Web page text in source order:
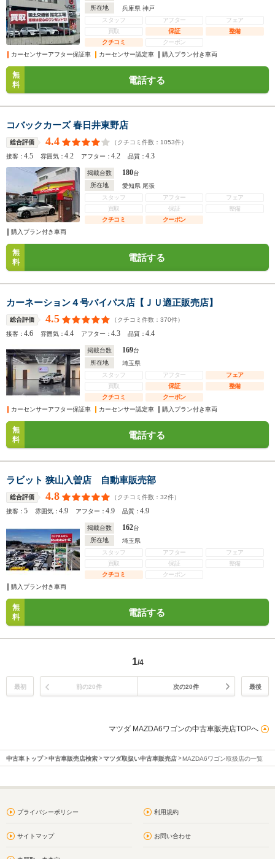
所在地
兵庫県 神戸
スタッフ
アフター
フェア
買取
保証
整備
クチコミ
クーポン
カーセンサーアフター保証車
カーセンサー認定車 購入プラン付き車両
無
料
電話する
コバックカーズ 春日井東野店
総合評価 4.4 （クチコミ件数： 1053件）
接客：4.5 雰囲気：4.2 アフター：4.2 品質：4.3
掲載台数 180台
所在地
愛知県 尾張
スタッフ
アフター
フェア
買取
保証
整備
クチコミ
クーポン
購入プラン付き車両
無
料
電話する
カーネーション４号バイパス店【ＪＵ適正販売店】
総合評価 4.5 （クチコミ件数： 370件）
接客：4.6 雰囲気：4.4 アフター：4.3 品質：4.4
掲載台数 169台
所在地
埼玉県
スタッフ
アフター
フェア
買取
保証
整備
クチコミ
クーポン
カーセンサーアフター保証車
カーセンサー認定車 購入プラン付き車両
無
料
電話する
ラビット 狭山入曽店 自動車販売部
総合評価 4.8 （クチコミ件数： 32件）
接客：5 雰囲気：4.9 アフター：4.9 品質：4.9
掲載台数 162台
所在地
埼玉県
スタッフ
アフター
フェア
買取
保証
整備
クチコミ
クーポン
購入プラン付き車両
無
料
電話する
1/4
最初 前の20件 次の20件 最後
マツダ MAZDA6ワゴンの中古車販売店TOPへ
中古車トップ 中古車販売店検索 マツダ取扱い中古車販売店 MAZDA6ワゴン取扱店の一覧
プライバシーポリシー 利用規約
サイトマップ お問い合わせ